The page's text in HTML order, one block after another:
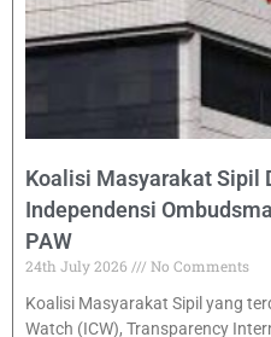
Koalisi Masyarakat Sipil
Independensi
PAW
24th July 2026
No Comments
Koalisi Masyarakat Sipil yang
Watch (ICW), Transparency